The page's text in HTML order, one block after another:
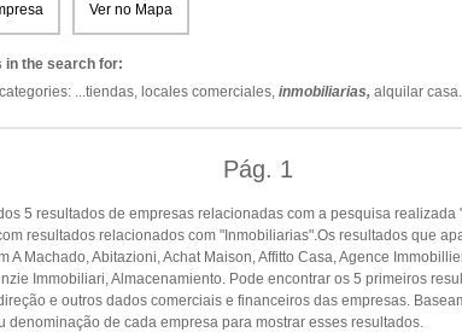
Ver no Mapa
in the search for:
...tiendas, locales comerciales, inmobiliarias, alquilar casa
Pág. 1
5 resultados de empresas relacionadas com a pesquisa realizada
resultados relacionados com "Inmobiliarias".Os resultados que
A Machado, Abitazioni, Achat Maison, Affitto Casa, Agence
Immobiliari, Almacenamiento. Pode encontrar os 5 primeiros
e outros dados comerciais e financeiros das empresas.
denominação de cada empresa para mostrar esses resultados.